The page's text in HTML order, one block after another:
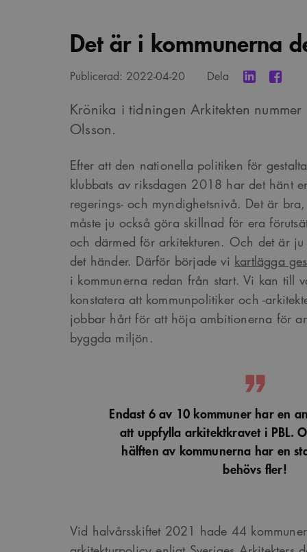
Det är i kommunerna
Publicerad: 2022-04-20 Dela
Krönika i tidningen Arkitekten
Olsson.
Efter att den nationella politiken för
klubbats av riksdagen 2018 har det hänt
regerings- och myndighetsnivå. Det är
måste ju också göra skillnad för era
och därmed för arkitekturen. Och det är ju
det händer. Därför började vi kartlägga
i kommunerna redan från start. Vi kan till
konstatera att kommunpolitiker och -
jobbar hårt för att höja ambitionerna för
byggda miljön.
Endast 6 av 10 kommuner har en
att uppfylla arkitektkravet i PBL.
hälften av kommunerna har en
behövs fler!
Vid halvårsskiftet 2021 hade 44